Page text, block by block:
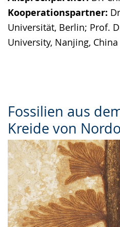
Kooperationspartner:
Universität, Berlin; Prof.
University, Nanjing, China
Fossilien aus
Kreide von